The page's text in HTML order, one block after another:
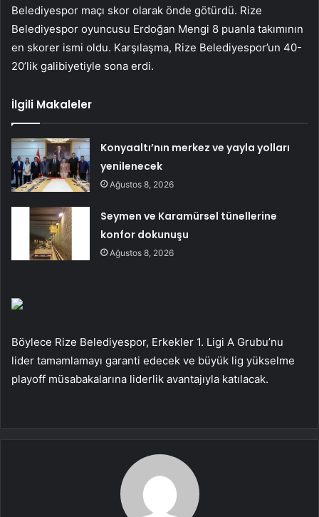
Belediyespor maçı skor olarak önde götürdü. Rize
Belediyespor oyuncusu Erdoğan Mengi 8 puanla takımının
en skorer ismi oldu. Karşılaşma, Rize Belediyespor’un 40-
20’lik galibiyetiyle sona erdi.
İlgili Makaleler
Konyaaltı’nın merkez ve yayla yolları
yenilenecek
Ağustos 8, 2026
Seymen ve Karamürsel tünellerine
konfor dokunuşu
Ağustos 8, 2026
Böylece Rize Belediyespor, Erkekler 1. Ligi A Grubu’nu
lider tamamlamayı garanti edecek ve büyük lig yükselme
playoff müsabakalarına liderlik avantajıyla katılacak.